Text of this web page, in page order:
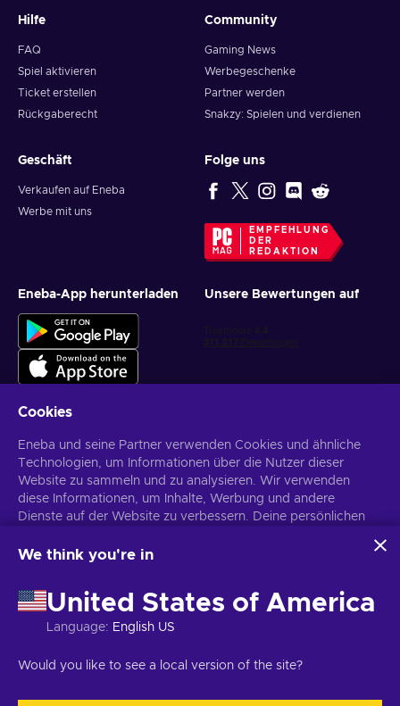
Hilfe
FAQ
Spiel aktivieren
Ticket erstellen
Rückgaberecht
Community
Gaming News
Werbegeschenke
Partner werden
Snakzy: Spielen und verdienen
Geschäft
Verkaufen auf Eneba
Werbe mit uns
Folge uns
EMPFEHLUNG
DER
REDAKTION
Eneba-App herunterladen Unsere Bewertungen auf
Abonnieren
Du kannst dich jederzeit wieder abmelden. Weitere Informationen in
Copyright © 2026 Eneba. Alle Rechte vorbehalten. UAB „Helis play“,
Cookies
Eneba und seine Partner verwenden Cookies und ähnliche
Technologien, um Informationen über die Nutzer dieser
Website zu sammeln und zu analysieren. Wir verwenden
diese Informationen, um Inhalte, Werbung und andere
Dienste auf der Website zu verbessern. Deine persönlichen
verwendet werden.
Verwendung dieser Technologien durch Eneba und seine
Partner zu. Du kannst deine Zustimmung anpassen, indem du
auf „Anpassen“ klickst.
verwendet, siehe \nGoogle Business Sicherheit &
We think you're in
United States of America
Language: English US
Would you like to see a local version of the site?